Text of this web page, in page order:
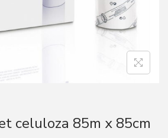
n
celuloza 85m x 85cm